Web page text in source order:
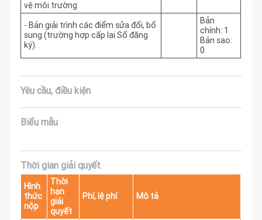
vệ môi trường
- Bản giải trình các điểm sửa đổi, bổ
sung (trường hợp cấp lại Sổ đăng
ký).
Bản
chính: 1
Bản sao:
0
Yêu cầu, điều kiện
Biểu mẫu
Thời gian giải quyết
Hình
thức
nộp
Thời
hạn
giải
quyết
Phí, lệ phí Mô tả